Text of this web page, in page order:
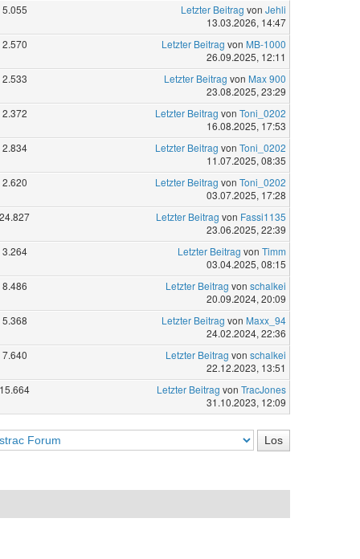
5.055 Letzter Beitrag von Jehli
13.03.2026, 14:47
2.570 Letzter Beitrag von MB-1000
26.09.2025, 12:11
2.533 Letzter Beitrag von Max 900
23.08.2025, 23:29
2.372 Letzter Beitrag von Toni_0202
16.08.2025, 17:53
2.834 Letzter Beitrag von Toni_0202
11.07.2025, 08:35
2.620 Letzter Beitrag von Toni_0202
03.07.2025, 17:28
24.827 Letzter Beitrag von Fassi1135
23.06.2025, 22:39
3.264 Letzter Beitrag von Timm
03.04.2025, 08:15
8.486 Letzter Beitrag von schalkei
20.09.2024, 20:09
5.368 Letzter Beitrag von Maxx_94
24.02.2024, 22:36
7.640 Letzter Beitrag von schalkei
22.12.2023, 13:51
15.664 Letzter Beitrag von TracJones
31.10.2023, 12:09